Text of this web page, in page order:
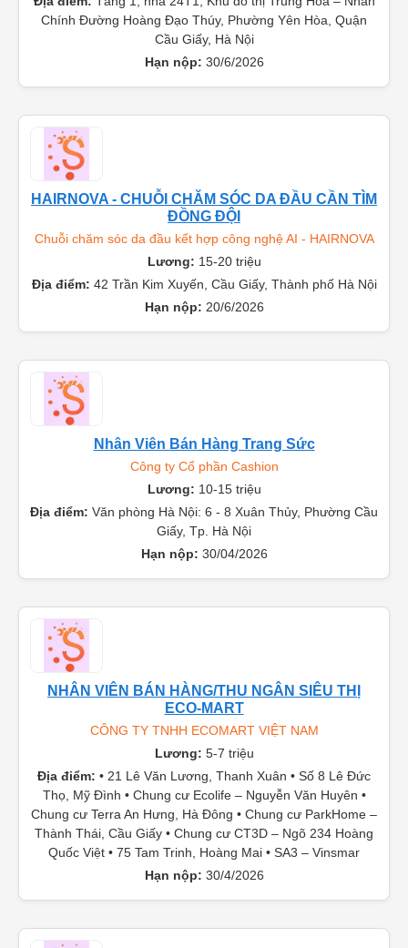
Lương:10-15 triệu
Địa điểm:Tầng 1, nhà 24T1, Khu đô thị Trung Hòa – Nhân
Chính Đường Hoàng Đạo Thúy, Phường Yên Hòa, Quận
Cầu Giấy, Hà Nội
Hạn nộp:30/6/2026
HAIRNOVA - CHUỖI CHĂM SÓC DA ĐẦU CẦN TÌM
ĐỒNG ĐỘI
Chuỗi chăm sóc da đầu kết hợp công nghệ AI - HAIRNOVA
Lương:15-20 triệu
42 Trần Kim Xuyến, Cầu Giấy, Thành phố Hà Nội
Hạn nộp:20/6/2026
Nhân Viên Bán Hàng Trang Sức
Công ty Cổ phần Cashion
Lương:10-15 triệu
Văn phòng Hà Nội: 6 - 8 Xuân Thủy, Phường Cầu
Giấy, Tp. Hà Nội
Hạn nộp:30/04/2026
NHÂN VIÊN BÁN HÀNG/THU NGÂN SIÊU THỊ
ECO-MART
CÔNG TY TNHH ECOMART VIỆT NAM
Lương:5-7 triệu
Địa điểm:• 21 Lê Văn Lương, Thanh Xuân • Số 8 Lê Đức
Thọ, Mỹ Đình • Chung cư Ecolife – Nguyễn Văn Huyên •
Chung cư Terra An Hưng, Hà Đông • Chung cư ParkHome –
Thành Thái, Cầu Giấy • Chung cư CT3D – Ngõ 234 Hoàng
Quốc Việt • 75 Tam Trinh, Hoàng Mai • SA3 – Vinsmar
Hạn nộp:30/4/2026